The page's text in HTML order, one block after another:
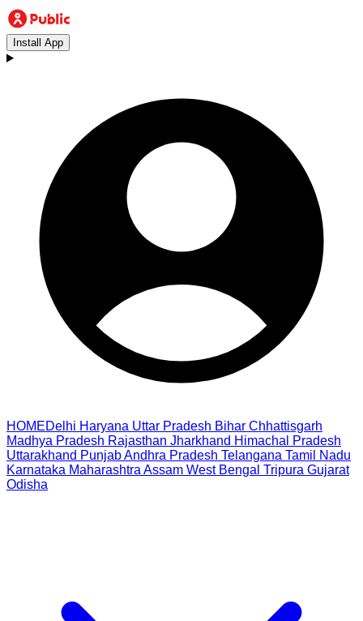
Install App
HOMEDelhi Haryana Uttar Pradesh Bihar Chhattisgarh
Madhya Pradesh Rajasthan Jharkhand Himachal Pradesh
Uttarakhand PunjabAndhra Pradesh Telangana Tamil Nadu
Karnataka Maharashtra Assam West Bengal Tripura Gujarat
Odisha